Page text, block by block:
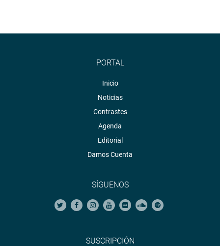
PORTAL
Inicio
Noticias
Contrastes
Agenda
Editorial
Damos Cuenta
SÍGUENOS
SUSCRIPCIÓN